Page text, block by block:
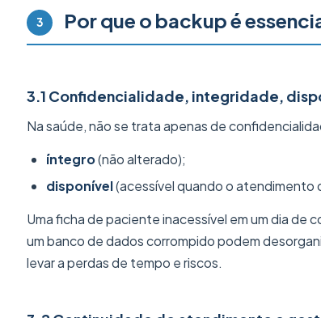
3 Por que o backup é
3.1 Confidencialidade, integridade,
Na saúde, não se trata apenas de
íntegro(não alterado);
disponível(acessível quando o atendimento
Uma ficha de paciente inacessível em um dia de
um banco de dados corrompido podem
levar a perdas de tempo e riscos.